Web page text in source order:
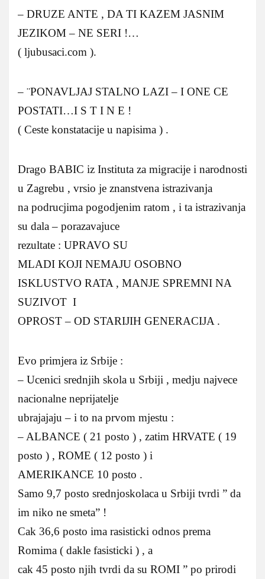
– DRUZE ANTE , DA TI KAZEM JASNIM
JEZIKOM – NE SERI !…
( ljubusaci.com ).
– ¨PONAVLJAJ STALNO LAZI – I ONE CE
POSTATI…I S T I N E !
( Ceste konstatacije u napisima ) .
Drago BABIC iz Instituta za migracije i narodnosti
u Zagrebu , vrsio je znanstvena istrazivanja
na podrucjima pogodjenim ratom , i ta istrazivanja
su dala – porazavajuce
rezultate : UPRAVO SU
MLADI KOJI NEMAJU OSOBNO
ISKLUSTVO RATA , MANJE SPREMNI NA
SUZIVOT I
OPROST – OD STARIJIH GENERACIJA .
Evo primjera iz Srbije :
– Ucenici srednjih skola u Srbiji , medju najvece
nacionalne neprijatelje
ubrajajaju – i to na prvom mjestu :
– ALBANCE ( 21 posto ) , zatim HRVATE ( 19
posto ) , ROME ( 12 posto ) i
AMERIKANCE 10 posto .
Samo 9,7 posto srednjoskolaca u Srbiji tvrdi ” da
im niko ne smeta” !
Cak 36,6 posto ima rasisticki odnos prema
Romima ( dakle fasisticki ) , a
cak 45 posto njih tvrdi da su ROMI ” po prirodi